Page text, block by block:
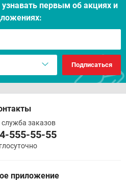
первым об акцияx и
Подписаться
служба заказов
555-55-55
приложение